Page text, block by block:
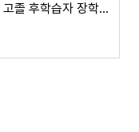
★★★ 2024년 1학기 고졸 후학습자 장학사업(희망사다리 Ⅱ유형) 신규장학생 신청접수 기간 안내